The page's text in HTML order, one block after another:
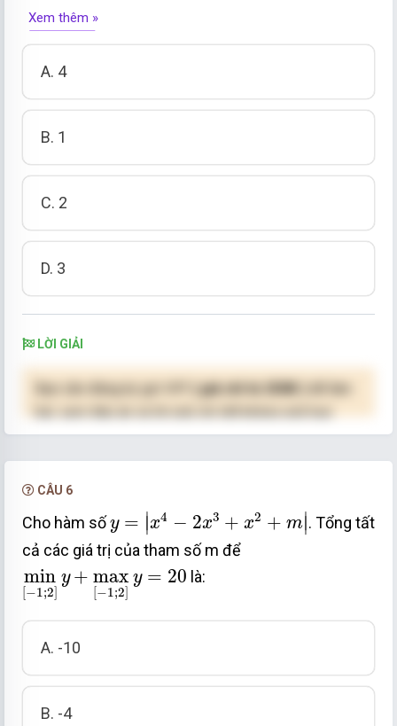
Xem thêm »
A. 4
B. 1
C. 2
D. 3
LỜI GIẢI
( giá chỉ từ 250K )
CÂU 6
Cho hàm sốy = ∣∣x4 − 2x3 + x2 + m∣
∣
4 2 + 2 +
. Tổng tất
cả các giá trị của tham số m để
min
[−1;2]
y + max
[−1;2]
y = 20
min−1 2 y+max ;2y =20
là:
A. -10
B. -4